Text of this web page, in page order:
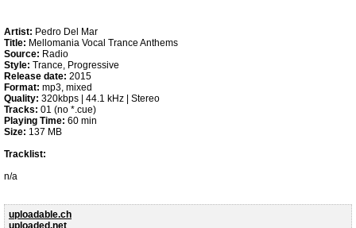
Artist: Pedro Del Mar
Title: Mellomania Vocal Trance Anthems
Source: Radio
Style: Trance, Progressive
Release date: 2015
Format: mp3, mixed
Quality: 320kbps | 44.1 kHz | Stereo
Tracks: 01 (no *.cue)
Playing Time: 60 min
Size: 137 MB
Tracklist:
n/a
uploadable.ch
uploaded.net